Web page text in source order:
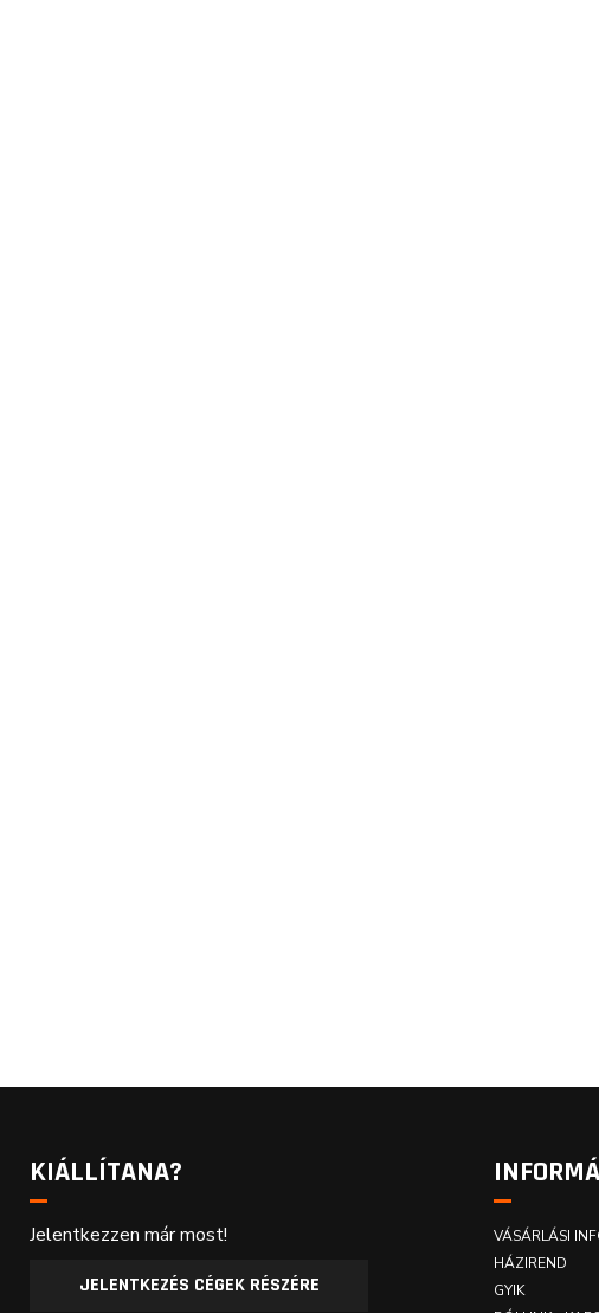
KIÁLLÍTANA?
Jelentkezzen már most!
JELENTKEZÉS CÉGEK RÉSZÉRE
VÁSÁRLÁSI
HÁZIREND
GYIK